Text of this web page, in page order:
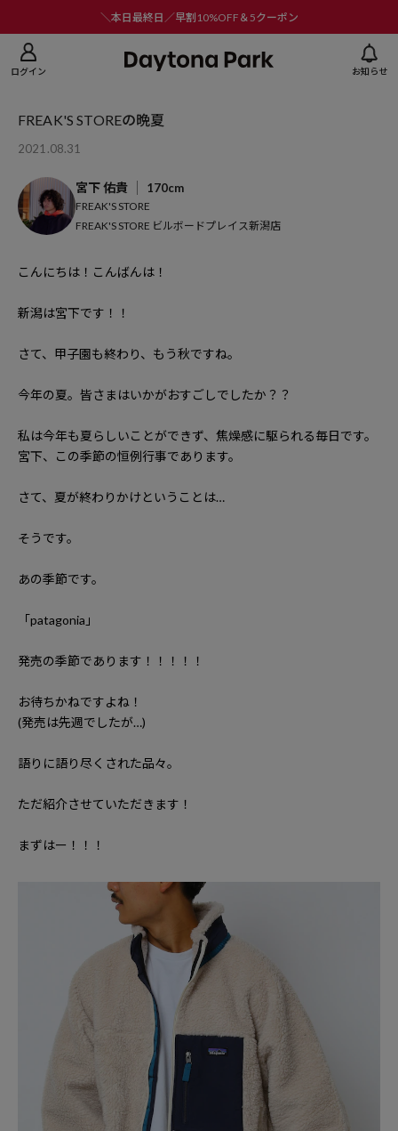
＼本日最終日／早割10%OFF＆5クーポン
ログイン お知らせ
FREAK'S STOREの晩夏
2021.08.31
宮下 佑貴 170cm
FREAK'S STORE
FREAK'S STORE ビルボードプレイス新潟店
こんにちは！こんばんは！
新潟は宮下です！！
さて、甲子園も終わり、もう秋ですね。
今年の夏。皆さまはいかがおすごしでしたか？？
私は今年も夏らしいことができず、焦燥感に駆られる毎日です。
宮下、この季節の恒例行事であります。
さて、夏が終わりかけということは…
そうです。
あの季節です。
「patagonia 」
発売の季節であります！！！！！
お待ちかねですよね！
(発売は先週でしたが…)
語りに語り尽くされた品々。
ただ紹介させていただきます！
まずはー！！！